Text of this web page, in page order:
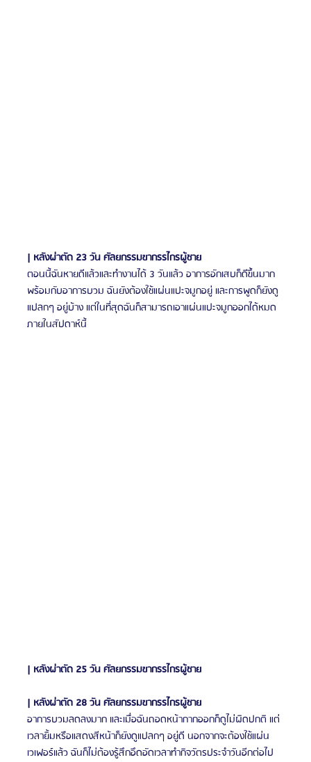
| หลังผ่าตัด 23 วัน ศัลยกรรมขากรรไกรผู้ชาย
ตอนนี้ฉันหายดีแล้วและทำงานได้ 3 วันแล้ว อาการอักเสบก็ดีขึ้นมาก
พร้อมกับอาการบวม ฉันยังต้องใช้แผ่นแปะจมูกอยู่ และการพูดก็ยังดู
แปลกๆ อยู่บ้าง แต่ในที่สุดฉันก็สามารถเอาแผ่นแปะจมูกออกได้หมด
ภายในสัปดาห์นี้
| หลังผ่าตัด 25 วัน ศัลยกรรมขากรรไกรผู้ชาย
| หลังผ่าตัด 28 วัน ศัลยกรรมขากรรไกรผู้ชาย
อาการบวมลดลงมาก และเมื่อฉันถอดหน้ากากออกก็ดูไม่ผิดปกติ แต่
เวลายิ้มหรือแสดงสีหน้าก็ยังดูแปลกๆ อยู่ดี นอกจากจะต้องใช้แผ่น
เวเฟอร์แล้ว ฉันก็ไม่ต้องรู้สึกอึดอัดเวลาทำกิจวัตรประจำวันอีกต่อไป